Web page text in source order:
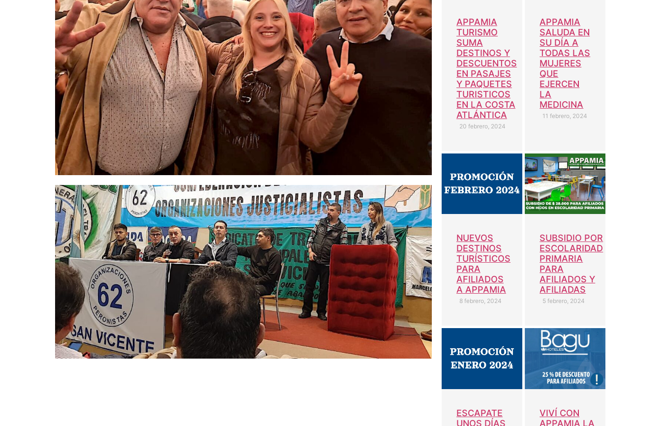
APPAMIA
TURISMO
SUMA
DESTINOS Y
DESCUENTOS
EN PASAJES
Y PAQUETES
TURISTICOS
EN LA COSTA
ATLÁNTICA
20 febrero, 2024
APPAMIA
SALUDA EN
SU DÍA A
TODAS LAS
MUJERES
QUE
EJERCEN
LA
MEDICINA
11 febrero, 2024
NUEVOS
DESTINOS
TURÍSTICOS
PARA
AFILIADOS
A APPAMIA
8 febrero, 2024
SUBSIDIO POR
ESCOLARIDAD
PRIMARIA
PARA
AFILIADOS Y
AFILIADAS
5 febrero, 2024
ESCAPATE
UNOS DÍAS
VIVÍ CON
APPAMIA LA